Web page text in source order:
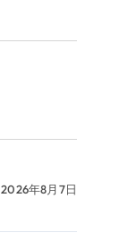
2026年8月7日